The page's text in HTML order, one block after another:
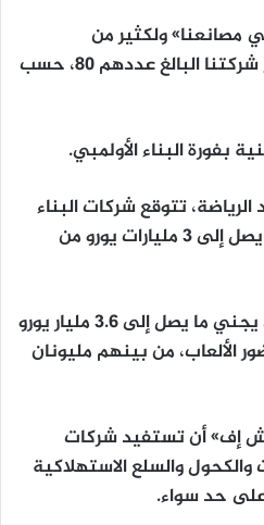
مصانعنا» ولكثير من
المقاولين الذين يعملون مع شركتنا البالغ عددهم 80، حسب
بفورة البناء الأولمبي.
الرياضة، تتوقع شركات البناء
والتطوير زيادة إيراداتها بما يصل إلى 3 مليارات يورو من
ويتوقع القطاع السياحي أن يجني ما يصل إلى 3.6 مليار يورو
الألعاب، من بينهم مليونان
إف» أن تستفيد شركات
والكحول والسلع الاستهلاكية
على حد سواء.